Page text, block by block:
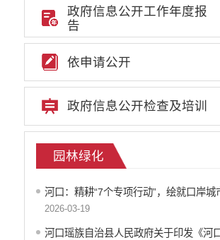
环境保护信息公开
价格和收费信息公开
重大建设项目信息公开
医疗卫生机构信息公开
旅游市场秩序和服务质量信息公开
征地信息公开
乡村振兴工作信息公开
创建国家园林县城
综合管理
政府信息公开工作年度报
告
依申请公开
政府信息公开检查及培训
园林绿化
河口：精耕“7个专项行动”，绘就口岸城
2026-03-19
河口瑶族自治县人民政府关于印发《河